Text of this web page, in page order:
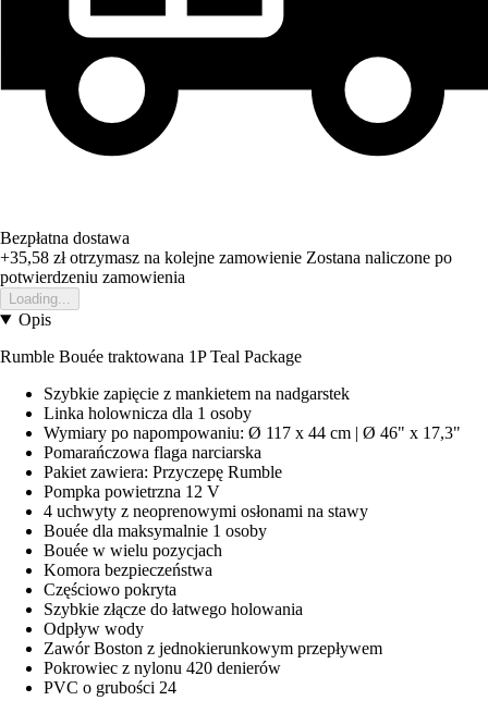
Bezpłatna dostawa
+35,58 złotrzymasz na kolejne zamowienie Zostana naliczone po
potwierdzeniu zamowienia
Loading...
Opis
Rumble Bouée traktowana 1P Teal Package
Szybkie zapięcie z mankietem na nadgarstek
Linka holownicza dla 1 osoby
Wymiary po napompowaniu: Ø 117 x 44 cm | Ø 46" x 17,3"
Pomarańczowa flaga narciarska
Pakiet zawiera: Przyczepę Rumble
Pompka powietrzna 12 V
4 uchwyty z neoprenowymi osłonami na stawy
Bouée dla maksymalnie 1 osoby
Bouée w wielu pozycjach
Komora bezpieczeństwa
Częściowo pokryta
Szybkie złącze do łatwego holowania
Odpływ wody
Zawór Boston z jednokierunkowym przepływem
Pokrowiec z nylonu 420 denierów
PVC o grubości 24